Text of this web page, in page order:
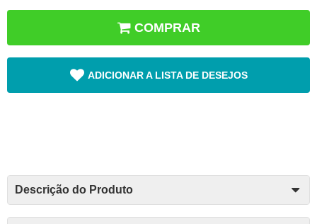
COMPRAR
ADICIONAR A LISTA DE DESEJOS
Descrição do Produto